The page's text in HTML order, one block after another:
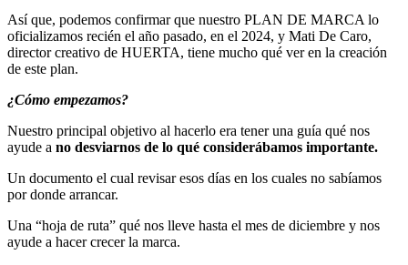
Así que, podemos confirmar que nuestro PLAN DE MARCA lo
oficializamos recién el año pasado, en el 2024, y Mati De Caro,
director creativo de HUERTA, tiene mucho qué ver en la creación
de este plan.
¿Cómo empezamos?
Nuestro principal objetivo al hacerlo era tener una guía qué nos
ayude a no desviarnos de lo qué considerábamos importante.
Un documento el cual revisar esos días en los cuales no sabíamos
por donde arrancar.
Una “hoja de ruta” qué nos lleve hasta el mes de diciembre y nos
ayude a hacer crecer la marca.